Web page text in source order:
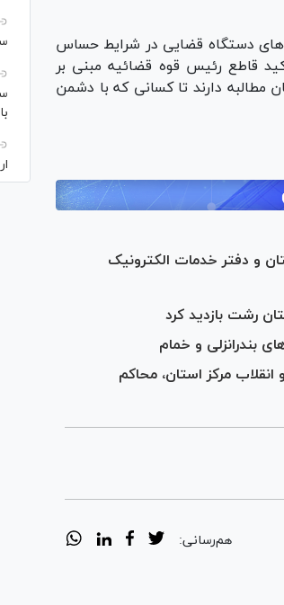
دستگاه قضایی در شرایط حساس
قاطع رئیس قوه قضائیه مبنی بر
مطالبه دارند تا کسانی که با دشمن
و دفتر خدمات الکترونیک
رشت بازدید کرد
بندرانزلی و خمام
مرکز استان، محاکم
هم‌رسانی: